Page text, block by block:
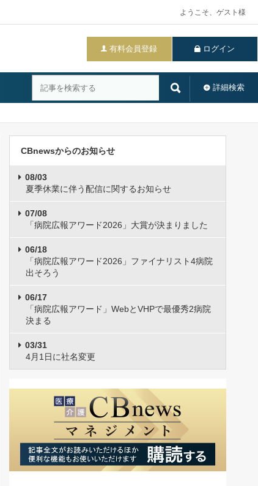
ようこそ、ゲスト様
有料会員登録 ログイン
詳細検索
CBnewsからのお知らせ
08/03
夏季休業に伴う配信に関するお知らせ
07/08
「病院広報アワード2026」大賞が決まりました
06/18
「病院広報アワード2026」ファイナリスト4病院
出そろう
06/17
「病院広報アワード」WebとVHPで最優秀2病院
決まる
03/31
4月1日に社名変更